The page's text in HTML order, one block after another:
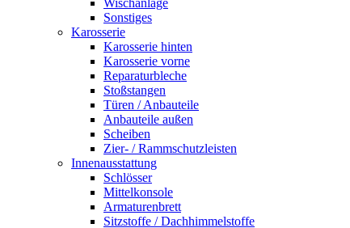
Sonstiges
Karosserie
Karosserie hinten
Karosserie vorne
Reparaturbleche
Stoßstangen
Türen / Anbauteile
Anbauteile außen
Scheiben
Zier- / Rammschutzleisten
Innenausstattung
Schlösser
Mittelkonsole
Armaturenbrett
Sitzstoffe / Dachhimmelstoffe